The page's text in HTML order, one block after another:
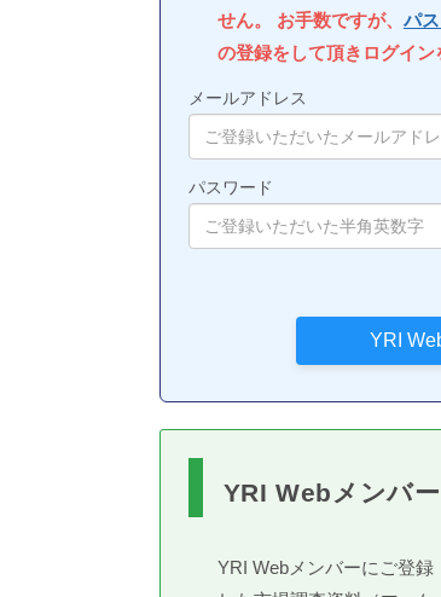
せん。 お手数ですが、 パ
の登録をして頂きログイン
メールアドレス
パスワード
YRI Webメンバ
YRI Webメンバーにご登